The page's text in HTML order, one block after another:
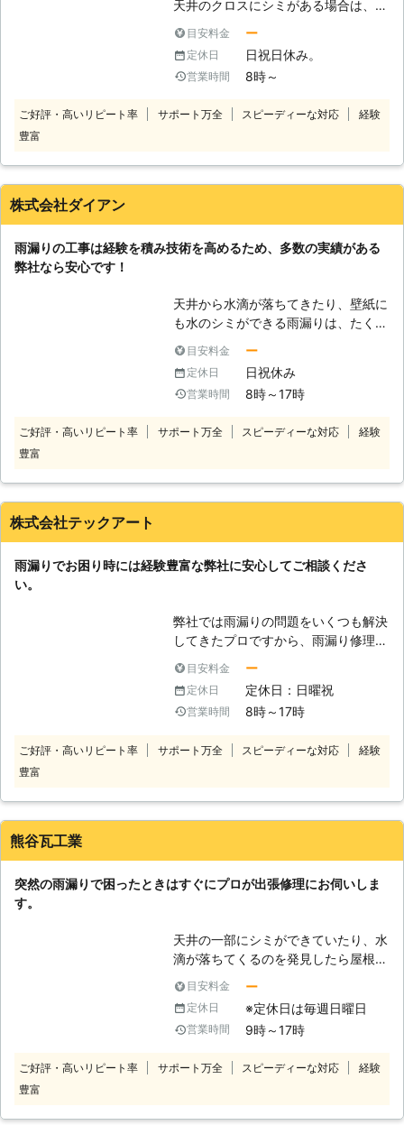
天井のクロスにシミがある場合は、雨
で、すぐにご相談されることをお勧め
します。雨漏りは、その場所だけでは
なく根本的な原因を解決しなければ完
いるものが多く、雨漏りを放っておく
大切になってきます。弊社は必要な修
目安料金 ー
定休日 日祝日休み。
営業時間 8時～
ご好評・高いリピート率 サポート万全 スピーディーな対応
経験
豊富
株式会社ダイアン
雨漏りの工事は経験を積み技術を高めるため、多数の実績がある
弊社なら安心です！
天井から水滴が落ちてきたり、壁紙に
も水のシミができる雨漏りは、たくさ
います。 ベストな状態で住まいを管
理していくうえでも雨漏りは天敵であ
り、木材がダメにならないとしても、
雨漏りの現場へ出向き数々の修理をこ
いたり割れていたり、瓦屋根などはズ
るので安心です。
目安料金 ー
定休日 日祝休み
営業時間 8時～17時
ご好評・高いリピート率 サポート万全 スピーディーな対応
経験
豊富
株式会社テックアート
雨漏りでお困り時には経験豊富な弊社に安心してご相談くださ
い。
弊社では雨漏りの問題をいくつも解決
してきたプロですから、雨漏り修理は
天井から水が流れてくるだけではな
く、最も住まいに大きなダメージを与
えることになるため放置はできませ
くなりますので、被害はなおいっそう
シミができるだけではなく、大事な住
るためにも、雨漏りトラブルはプロが
解決しますのでご相談ください。
目安料金 ー
定休日 定休日：日曜祝
営業時間 8時～17時
ご好評・高いリピート率 サポート万全 スピーディーな対応
経験
豊富
熊谷瓦工業
突然の雨漏りで困ったときはすぐにプロが出張修理にお伺いしま
す。
天井の一部にシミができていたり、水
滴が落ちてくるのを発見したら屋根に
何らかのトラブルがあって雨漏りをし
ている証拠です。そんなときは焦って
パニックにならず、速やかに弊社まで
ご連絡ください。すぐにプロのスタッ
べ、適切な雨漏り修理を実施いたしま
目安料金 ー
定休日 ※定休日は毎週日曜日
営業時間 9時～17時
ご好評・高いリピート率 サポート万全 スピーディーな対応
経験
豊富